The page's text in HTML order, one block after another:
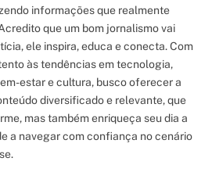
informações que realmente
que um bom jornalismo vai
ele inspira, educa e conecta. Com
às tendências em tecnologia,
estar e cultura, busco oferecer a
diversificado e relevante, que
mas também enriqueça seu dia a
a navegar com confiança no cenário